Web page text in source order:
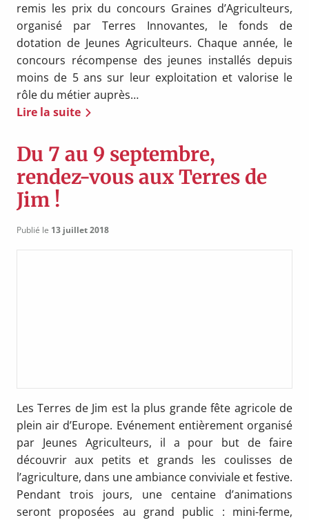
remis les prix du concours Graines d’Agriculteurs,
organisé par Terres Innovantes, le fonds de
dotation de Jeunes Agriculteurs. Chaque année, le
concours récompense des jeunes installés depuis
moins de 5 ans sur leur exploitation et valorise le
rôle du métier auprès…
Lire la suite
Du 7 au 9 septembre,
rendez-vous aux Terres de
Jim !
Publié le 13 juillet 2018
Les Terres de Jim est la plus grande fête agricole de
plein air d’Europe. Evénement entièrement organisé
par Jeunes Agriculteurs, il a pour but de faire
découvrir aux petits et grands les coulisses de
l’agriculture, dans une ambiance conviviale et festive.
Pendant trois jours, une centaine d’animations
seront proposées au grand public : mini-ferme,